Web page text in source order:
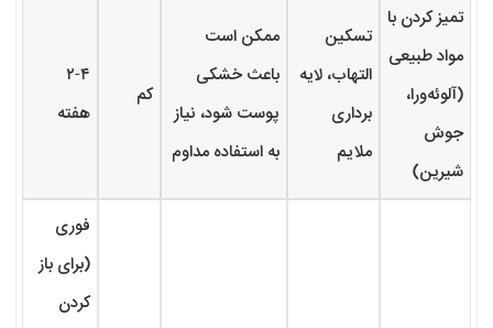
تمیز کردن با
مواد طبیعی
(آلوئه‌ورا،
جوش
شیرین)
تسکین
التهاب، لایه
برداری
ملایم
ممکن است
باعث خشکی
پوست شود، نیاز
به استفاده مداوم
کم
۲-۴
هفته
فوری
(برای باز
کردن